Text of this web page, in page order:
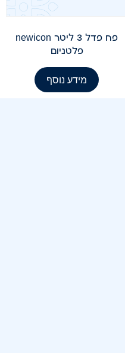
פח פדל 3 ליטר newicon
פלטניום
מידע נוסף